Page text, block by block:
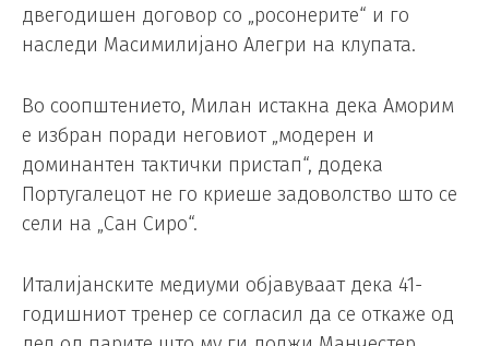
двегодишен договор со „росонерите“ и го
наследи Масимилијано Алегри на клупата.
Во соопштението, Милан истакна дека Аморим
е избран поради неговиот „модерен и
доминантен тактички пристап“, додека
Португалецот не го криеше задоволство што се
сели на „Сан Сиро“.
Италијанските медиуми објавуваат дека 41-
годишниот тренер се согласил да се откаже од